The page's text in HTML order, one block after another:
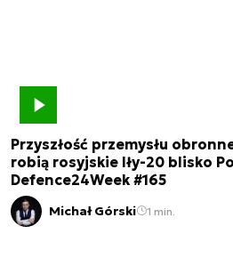
Przyszłość przemysłu
robią rosyjskie Iły-20 blisko
Defence24Week #165
Michał Górski 1 min.